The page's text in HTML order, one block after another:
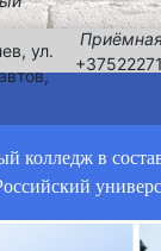
ул.
колледж в